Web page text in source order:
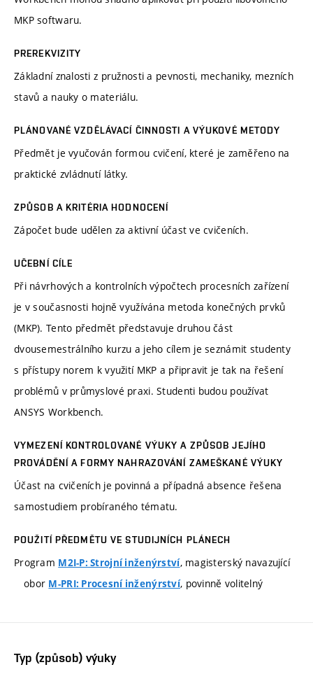
MKP softwaru.
PREREKVIZITY
Základní znalosti z pružnosti a pevnosti, mechaniky, mezních
stavů a nauky o materiálu.
PLÁNOVANÉ VZDĚLÁVACÍ ČINNOSTI A VÝUKOVÉ METODY
Předmět je vyučován formou cvičení, které je zaměřeno na
praktické zvládnutí látky.
ZPŮSOB A KRITÉRIA HODNOCENÍ
Zápočet bude udělen za aktivní účast ve cvičeních.
UČEBNÍ CÍLE
Při návrhových a kontrolních výpočtech procesních zařízení
je v současnosti hojně využívána metoda konečných prvků
(MKP). Tento předmět představuje druhou část
dvousemestrálního kurzu a jeho cílem je seznámit studenty
s přístupy norem k využití MKP a připravit je tak na řešení
problémů v průmyslové praxi. Studenti budou používat
ANSYS Workbench.
VYMEZENÍ KONTROLOVANÉ VÝUKY A ZPŮSOB JEJÍHO
PROVÁDĚNÍ A FORMY NAHRAZOVÁNÍ ZAMEŠKANÉ VÝUKY
Účast na cvičeních je povinná a případná absence řešena
samostudiem probíraného tématu.
POUŽITÍ PŘEDMĚTU VE STUDIJNÍCH PLÁNECH
Program M2I-P: Strojní inženýrství, magisterský navazující
obor M-PRI: Procesní inženýrství, povinně volitelný
Typ (způsob) výuky